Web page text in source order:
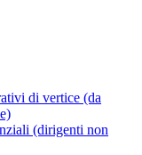
di vertice (da
(dirigenti non